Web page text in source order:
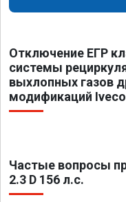
Отключение ЕГР
системы
выхлопных газов
модификаций
Частые вопросы
2.3 D 156 л.с.